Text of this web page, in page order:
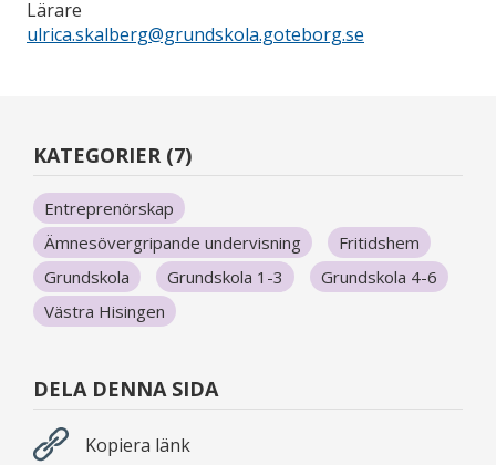
Lärare
ulrica.skalberg@grundskola.goteborg.se
KATEGORIER (7)
Entreprenörskap
Ämnesövergripande undervisning
Fritidshem
Grundskola
Grundskola 1-3
Grundskola 4-6
Västra Hisingen
DELA DENNA SIDA
Kopiera länk